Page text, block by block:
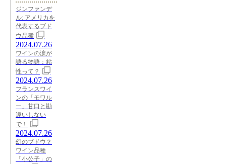
ジンファンデ
ル: アメリカを
代表するブド
ウ品種
2024.07.26
ワインの涙が
語る物語：粘
性って？
2024.07.26
フランスワイ
ンの「モワル
ー」甘口と勘
違いしない
で！
2024.07.26
幻のブドウ？
ワイン品種
「小公子」の